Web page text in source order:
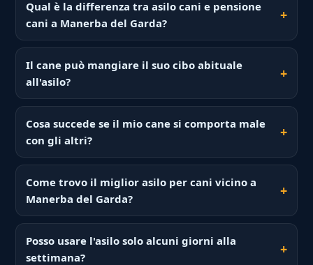
Qual è la differenza tra asilo cani e pensione
cani a Manerba del Garda?
Il cane può mangiare il suo cibo abituale
all'asilo?
Cosa succede se il mio cane si comporta male
con gli altri?
Come trovo il miglior asilo per cani vicino a
Manerba del Garda?
Posso usare l'asilo solo alcuni giorni alla
settimana?